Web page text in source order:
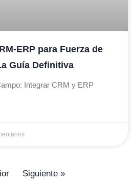
ERP para Fuerza de
Guía Definitiva
Integrar CRM y ERP
Siguiente »